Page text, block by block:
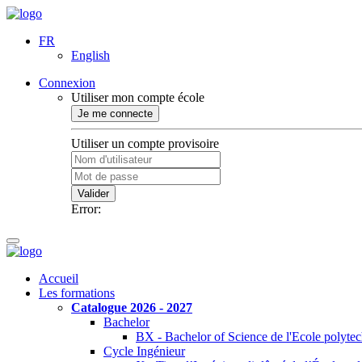
FR
English
Connexion
Utiliser mon compte école
Je me connecte
Utiliser un compte provisoire
Valider
Error:
Accueil
Les formations
Catalogue 2026 - 2027
Bachelor
BX - Bachelor of Science de l'Ecole
Cycle Ingénieur